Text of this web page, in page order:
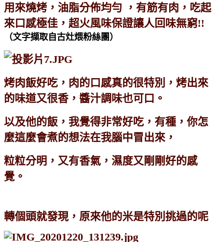
用來燒烤，油脂分佈均勻 ，有筋有肉，吃起
來口感極佳，超火風味保證讓人回味無窮!!
（文字擷取自古灶煨粉絲團）
烤肉飯好吃，肉的口感真的很特別，烤出來
的味道又很香，醬汁調味也可口。
以及他的飯，我覺得非常好吃，有種，你怎
麼這麼會煮的想法在我腦中冒出來，
粒粒分明，又有香氣，濕度又剛剛好的感
覺。
轉個頭就發現，原來他的米是特別挑過的呢